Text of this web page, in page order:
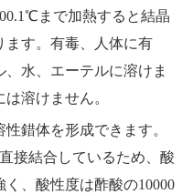
まで加熱すると結晶
ます。有毒、人体に有
水、エーテルに溶けま
溶けません。
錯体を形成できます。
接結合しているため、酸
、酸性度は酢酸の10000